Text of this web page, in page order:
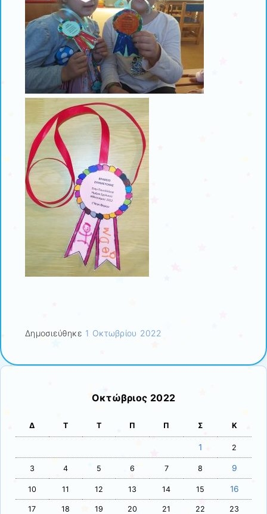
Δημοσιεύθηκε 1 Οκτωβρίου 2022
Οκτώβριος 2022
Δ Τ Τ Π Π Σ Κ
1 2
3 4 5 6 7 8 9
10 11 12 13 14 15 16
17 18 19 20 21 22 23